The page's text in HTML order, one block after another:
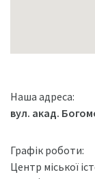
Наша адреса:
вул. акад.
Графік роботи:
Центр міської